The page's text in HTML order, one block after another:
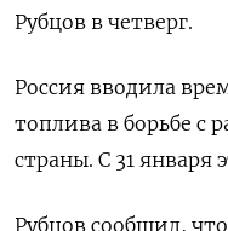
Рубцов в четверг.
Россия ​вводила
⁠топлива в борьбе с
страны. ‌С 31 января
Рубцов ​сообщил,